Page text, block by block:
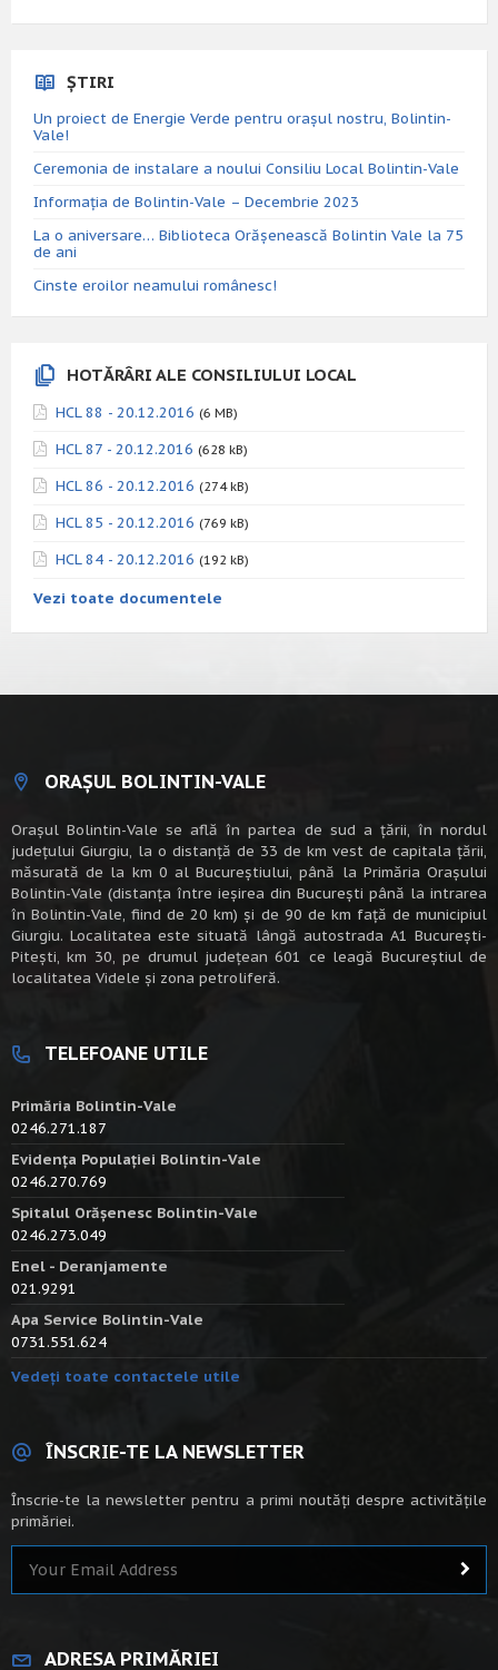
ȘTIRI
Un proiect de Energie Verde pentru orașul nostru, Bolintin-
Vale!
Ceremonia de instalare a noului Consiliu Local Bolintin-Vale
Informația de Bolintin-Vale – Decembrie 2023
La o aniversare… Biblioteca Orăşenească Bolintin Vale la 75
de ani
Cinste eroilor neamului românesc!
HOTĂRÂRI ALE CONSILIULUI LOCAL
HCL 88 - 20.12.2016 (6 MB)
HCL 87 - 20.12.2016 (628 kB)
HCL 86 - 20.12.2016 (274 kB)
HCL 85 - 20.12.2016 (769 kB)
HCL 84 - 20.12.2016 (192 kB)
Vezi toate documentele
ORAȘUL BOLINTIN-VALE
Oraşul Bolintin-Vale se află în partea de sud a ţării, în nordul
judeţului Giurgiu, la o distanţă de 33 de km vest de capitala țării,
măsurată de la km 0 al Bucureștiului, până la Primăria Orașului
Bolintin-Vale (distanța între ieșirea din București până la intrarea
în Bolintin-Vale, fiind de 20 km) şi de 90 de km faţă de municipiul
Giurgiu. Localitatea este situată lângă autostrada A1 Bucureşti-
Piteşti, km 30, pe drumul judeţean 601 ce leagă Bucureştiul de
localitatea Videle şi zona petroliferă.
TELEFOANE UTILE
Primăria Bolintin-Vale
0246.271.187
Evidența Populației Bolintin-Vale
0246.270.769
Spitalul Orășenesc Bolintin-Vale
0246.273.049
Enel - Deranjamente
021.9291
Apa Service Bolintin-Vale
0731.551.624
Vedeți toate contactele utile
ÎNSCRIE-TE LA NEWSLETTER
Înscrie-te la newsletter pentru a primi noutăți despre activitățile
primăriei.
ADRESA PRIMĂRIEI